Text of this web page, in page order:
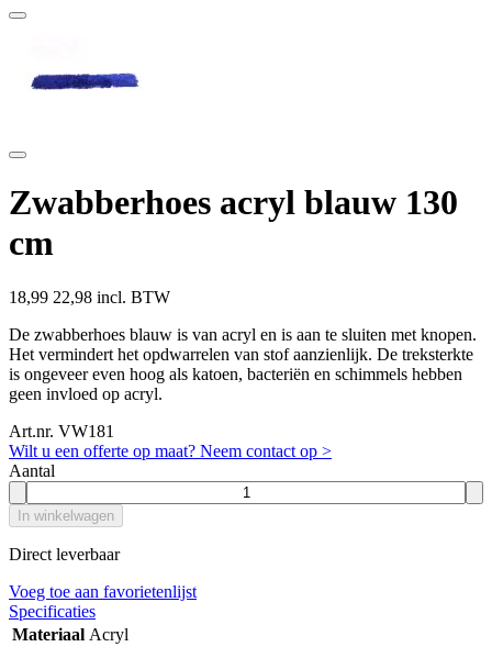
Zwabberhoes acryl blauw 130
cm
18,99 22,98 incl. BTW
De zwabberhoes blauw is van acryl en is aan te sluiten met knopen.
Het vermindert het opdwarrelen van stof aanzienlijk. De treksterkte
is ongeveer even hoog als katoen, bacteriën en schimmels hebben
geen invloed op acryl.
Art.nr. VW181
Wilt u een offerte op maat? Neem contact op >
Aantal
In winkelwagen
Direct leverbaar
Voeg toe aan favorietenlijst
Specificaties
Materiaal Acryl